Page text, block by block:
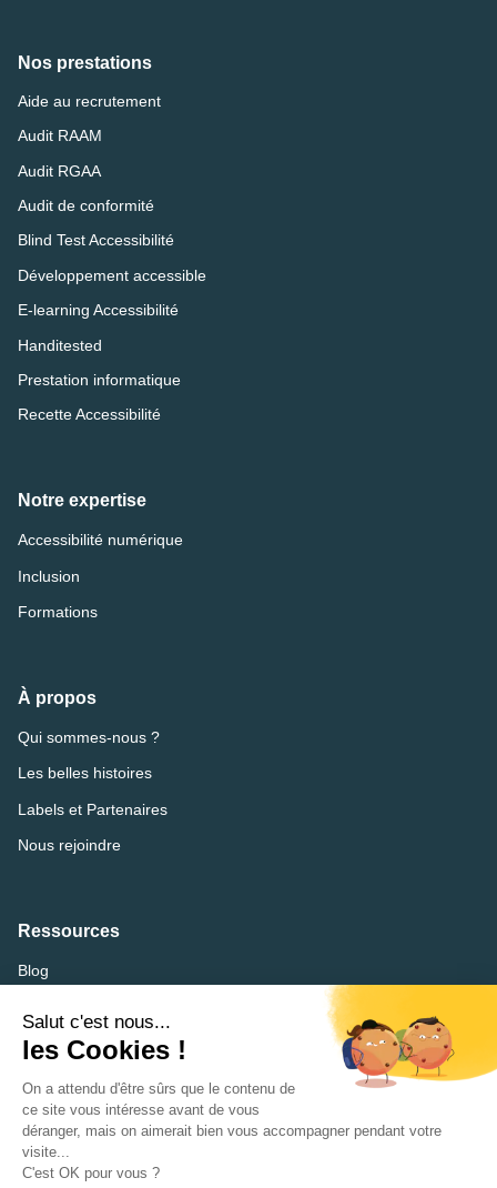
Nos prestations
Aide au recrutement
Audit RAAM
Audit RGAA
Audit de conformité
Blind Test Accessibilité
Développement accessible
E-learning Accessibilité
Handitested
Prestation informatique
Recette Accessibilité
Notre expertise
Accessibilité numérique
Inclusion
Formations
À propos
Qui sommes-nous ?
Les belles histoires
Labels et Partenaires
Nous rejoindre
Ressources
Blog
Lexique